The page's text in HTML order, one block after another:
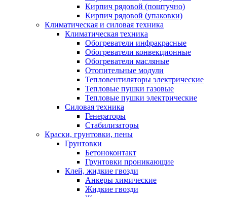
Кирпич рядовой (поштучно)
Кирпич рядовой (упаковки)
Климатическая и силовая техника
Климатическая техника
Обогреватели инфракрасные
Обогреватели конвекционные
Обогреватели масляные
Отопительные модули
Тепловентиляторы электрические
Тепловые пушки газовые
Тепловые пушки электрические
Силовая техника
Генераторы
Стабилизаторы
Краски, грунтовки, пены
Грунтовки
Бетоноконтакт
Грунтовки проникающие
Клей, жидкие гвозди
Анкеры химические
Жидкие гвозди